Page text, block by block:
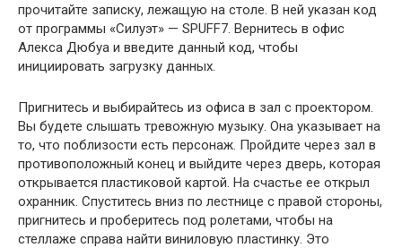
прочитайте записку, лежащую на столе. В ней указан код
от программы «Силуэт» — SPUFF7. Вернитесь в офис
Алекса Дюбуа и введите данный код, чтобы
инициировать загрузку данных.
Пригнитесь и выбирайтесь из офиса в зал с проектором.
Вы будете слышать тревожную музыку. Она указывает на
то, что поблизости есть персонаж. Пройдите через зал в
противоположный конец и выйдите через дверь, которая
открывается пластиковой картой. На счастье ее открыл
охранник. Спуститесь вниз по лестнице с правой стороны,
пригнитесь и проберитесь под ролетами, чтобы на
стеллаже справа найти виниловую пластинку. Это